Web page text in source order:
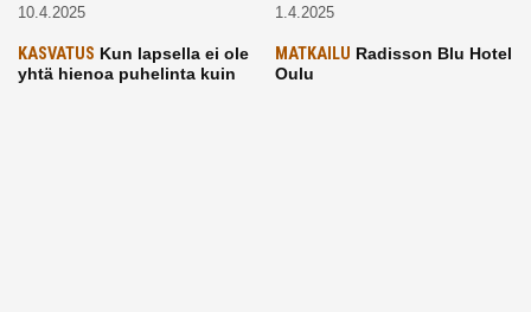
10.4.2025 1.4.2025
KASVATUS Kun lapsella ei ole
yhtä hienoa puhelinta kuin
MATKAILU Radisson Blu Hotel
Oulu